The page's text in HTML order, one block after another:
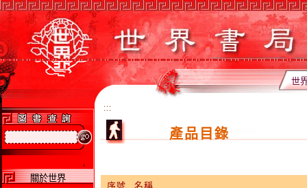
世
關於世界
:::
產品目錄
序號 名稱